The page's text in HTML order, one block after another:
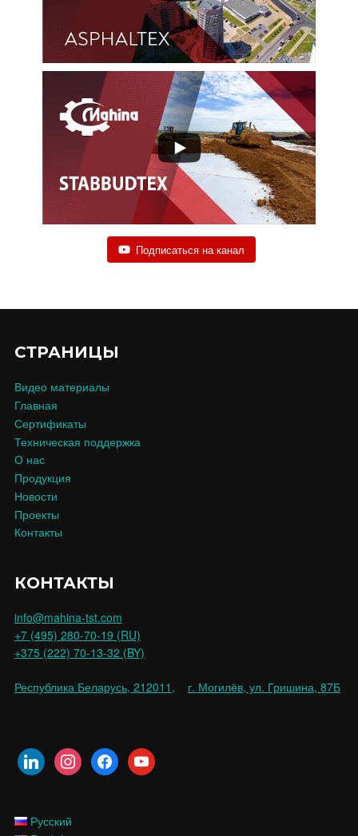
Подписаться на канал
СТРАНИЦЫ
Видео материалы
Главная
Сертификаты
Техническая поддержка
О нас
Продукция
Новости
Проекты
Контакты
КОНТАКТЫ
info@mahina-tst.com
+7 (495) 280-70-19 (RU)
+375 (222) 70-13-32 (BY)
Республика Беларусь, 212011, г. Могилёв, ул. Гришина, 87Б
Русский